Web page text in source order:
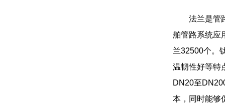
法兰是管
舶管路系统应
兰32500个。
温韧性好等特
DN20至
本，同时能够